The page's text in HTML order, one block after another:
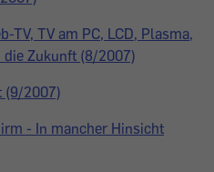
TV, TV am PC, LCD, Plasma,
Zukunft (8/2007)
(9/2007)
- In mancher Hinsicht